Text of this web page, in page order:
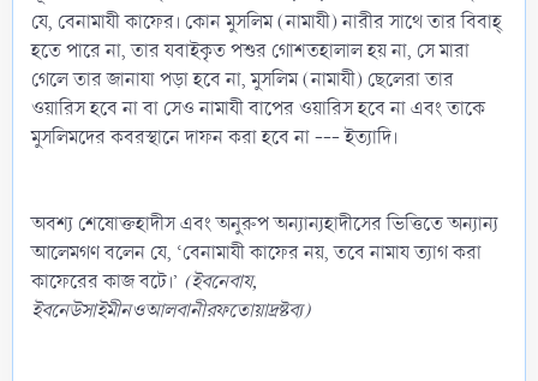
যে, বেনামাযী কাফের। কোন মুসলিম (নামাযী) নারীর সাথে তার বিবাহ্‌
হতে পারে না, তার যবাইকৃত পশুর গোশতহালাল হয় না, সে মারা
গেলে তার জানাযা পড়া হবে না, মুসলিম (নামাযী) ছেলেরা তার
ওয়ারিস হবে না বা সেও নামাযী বাপের ওয়ারিস হবে না এবং তাকে
মুসলিমদের কবরস্থানে দাফন করা হবে না --- ইত্যাদি।
অবশ্য শেষোক্তহাদীস এবং অনুরুপ অন্যান্যহাদীসের ভিত্তিতে অন্যান্য
আলেমগণ বলেন যে, ‘বেনামাযী কাফের নয়, তবে নামায ত্যাগ করা
কাফেরের কাজ বটে।’ (ইবনেবায,
ইবনেউসাইমীনওআলবানীরফতোয়াদ্রষ্টব্য)